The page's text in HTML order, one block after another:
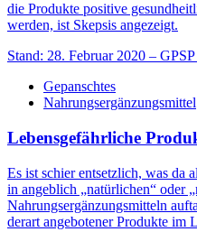
die Produkte positive
werden, ist Skepsis angezeigt.
Stand: 28. Februar 2020 –
Gepanschtes
Nahrungsergänzungsmittel
Lebensgefährliche
Es ist schier entsetzlich, was da
in angeblich „natürlichen“ oder
Nahrungsergänzungsmitteln
derart angebotener Produkte im